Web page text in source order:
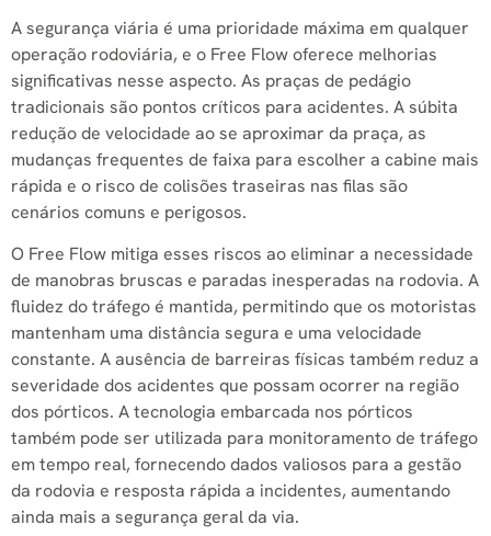
A segurança viária é uma prioridade máxima em qualquer
operação rodoviária, e o Free Flow oferece melhorias
significativas nesse aspecto. As praças de pedágio
tradicionais são pontos críticos para acidentes. A súbita
redução de velocidade ao se aproximar da praça, as
mudanças frequentes de faixa para escolher a cabine mais
rápida e o risco de colisões traseiras nas filas são
cenários comuns e perigosos.
O Free Flow mitiga esses riscos ao eliminar a necessidade
de manobras bruscas e paradas inesperadas na rodovia. A
fluidez do tráfego é mantida, permitindo que os motoristas
mantenham uma distância segura e uma velocidade
constante. A ausência de barreiras físicas também reduz a
severidade dos acidentes que possam ocorrer na região
dos pórticos. A tecnologia embarcada nos pórticos
também pode ser utilizada para monitoramento de tráfego
em tempo real, fornecendo dados valiosos para a gestão
da rodovia e resposta rápida a incidentes, aumentando
ainda mais a segurança geral da via.